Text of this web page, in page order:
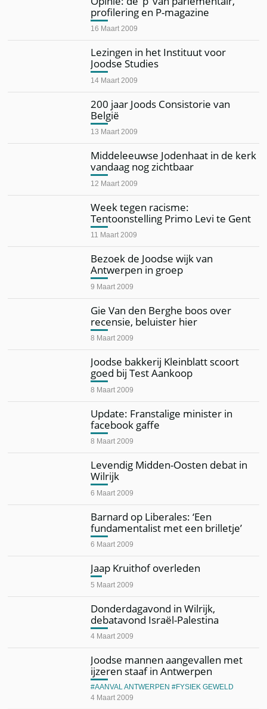
profilering en P-magazine
16 Maart 2009
Lezingen in het Instituut voor
Joodse Studies
14 Maart 2009
200 jaar Joods Consistorie van
België
13 Maart 2009
Middeleeuwse Jodenhaat in de kerk
vandaag nog zichtbaar
12 Maart 2009
Week tegen racisme:
Tentoonstelling Primo Levi te Gent
11 Maart 2009
Bezoek de Joodse wijk van
Antwerpen in groep
9 Maart 2009
Gie Van den Berghe boos over
recensie, beluister hier
8 Maart 2009
Joodse bakkerij Kleinblatt scoort
goed bij Test Aankoop
8 Maart 2009
Update: Franstalige minister in
facebook gaffe
8 Maart 2009
Levendig Midden-Oosten debat in
Wilrijk
6 Maart 2009
Barnard op Liberales: ‘Een
fundamentalist met een brilletje’
6 Maart 2009
Jaap Kruithof overleden
5 Maart 2009
Donderdagavond in Wilrijk,
debatavond Israël-Palestina
4 Maart 2009
Joodse mannen aangevallen met
ijzeren staaf in Antwerpen
4 Maart 2009
AANVAL ANTWERPEN FYSIEK GEWELD